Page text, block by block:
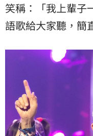
笑稱：「我上輩子
語歌給大家聽，簡